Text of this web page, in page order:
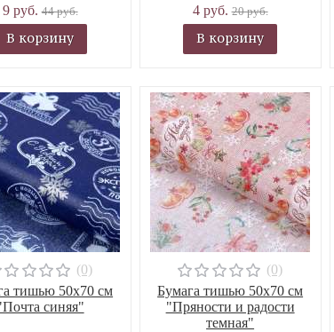
9 руб.44 руб.
В корзину
4 руб.20 руб.
В корзину
(0)
тишью 50х70 см
синяя"
(0)
Бумага тишью 50х70 см
"Пряности и радости
темная"